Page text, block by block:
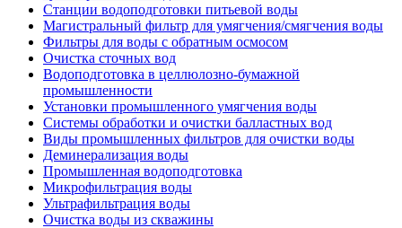
Станции водоподготовки питьевой воды
Магистральный фильтр для умягчения/смягчения воды
Фильтры для воды с обратным осмосом
Очистка сточных вод
Водоподготовка в целлюлозно-бумажной
промышленности
Установки промышленного умягчения воды
Системы обработки и очистки балластных вод
Виды промышленных фильтров для очистки воды
Деминерализация воды
Промышленная водоподготовка
Микрофильтрация воды
Ультрафильтрация воды
Очистка воды из скважины